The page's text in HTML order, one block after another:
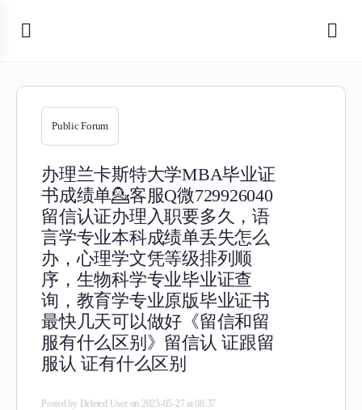
Public Forum
办理兰卡斯特大学MBA毕业证
书成绩单💁客服Q微729926040
留信认证办理入职要多久，语
言学专业本科成绩单丢失怎么
办，心理学文凭等级排列顺
序，生物科学专业毕业证查
询，教育学专业原版毕业证书
最快几天可以做好《留信和留
服有什么区别》留信认 证跟留
服认 证有什么区别
Posted by Deleted User on 2025-05-27 at 08:37